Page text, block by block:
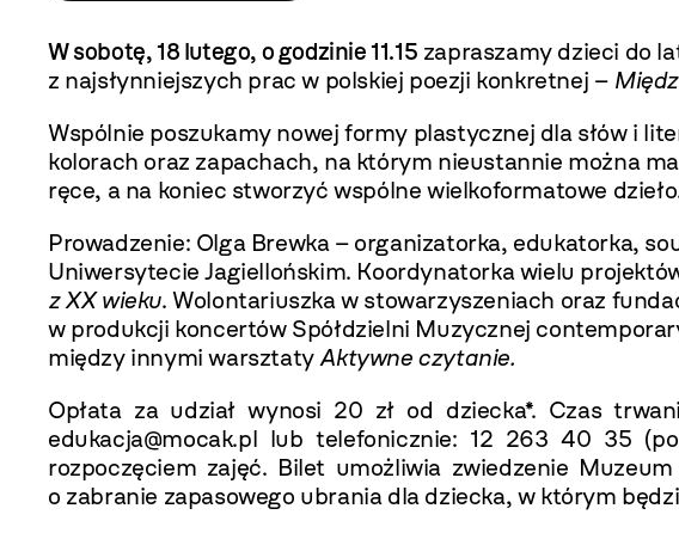
W sobotę, 18 lutego, o godzinie 11.15 zapraszamy dzieci do
z najsłynniejszych prac w polskiej poezji konkretnej –
Wspólnie poszukamy nowej formy plastycznej dla słów i
kolorach oraz zapachach, na którym nieustannie można
ręce, a na koniec stworzyć wspólne wielkoformatowe
Prowadzenie: Olga Brewka – organizatorka, edukatorka,
Uniwersytecie Jagiellońskim. Koordynatorka wielu
z XX wieku. Wolontariuszka w stowarzyszeniach oraz
w produkcji koncertów Spółdzielni Muzycznej
między innymi warsztatyAktywne czytanie.
Opłata za udział wynosi 20 zł od dziecka*. Czas
edukacja@mocak.pl lub telefonicznie: 12 263 40 35
rozpoczęciem zajęć. Bilet umożliwia zwiedzenie
o zabranie zapasowego ubrania dla dziecka, w którym